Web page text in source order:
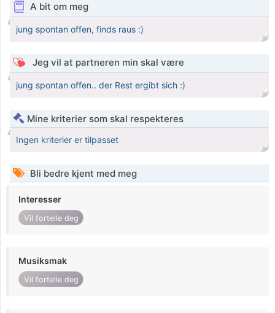
A bit om meg
jung spontan offen, finds raus :)
Jeg vil at partneren min skal være
jung spontan offen.. der Rest ergibt sich :)
Mine kriterier som skal respekteres
Ingen kriterier er tilpasset
Bli bedre kjent med meg
Interesser
Vil fortelle deg
Musiksmak
Vil fortelle deg